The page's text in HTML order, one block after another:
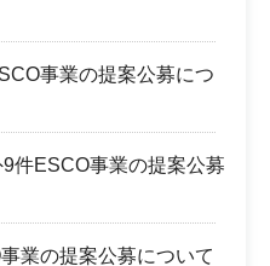
事業の提案公募につ
件ESCO事業の提案公募
業の提案公募について